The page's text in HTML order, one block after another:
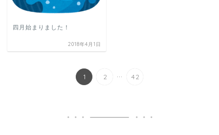
四月始まりました！
2018年4月1日
1 2 ... 42